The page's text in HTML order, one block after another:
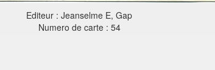
Editeur : Jeanselme E, Gap
Numero de carte : 54